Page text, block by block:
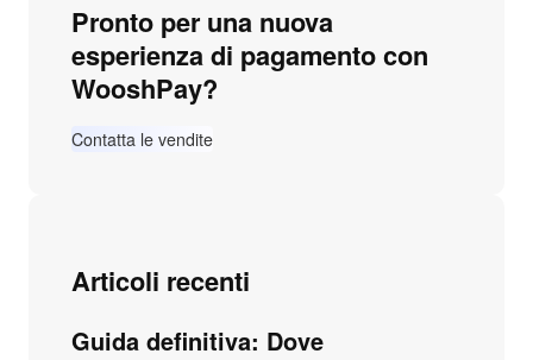
Pronto per una nuova
esperienza di pagamento con
WooshPay?
Contatta le vendite
Articoli recenti
Guida definitiva: Dove